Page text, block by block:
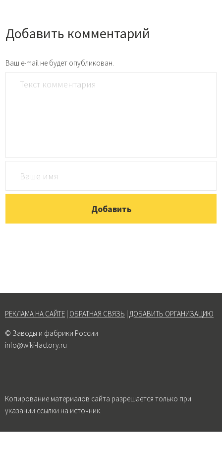
Добавить комментарий
Ваш e-mail не будет опубликован.
РЕКЛАМА НА САЙТЕ ОБРАТНАЯ СВЯЗЬ ДОБАВИТЬ ОРГАНИЗАЦИЮ
© Заводы и фабрики России
info@wiki-factory.ru
Копирование материалов сайта разрешается только при
указании ссылки на источник.